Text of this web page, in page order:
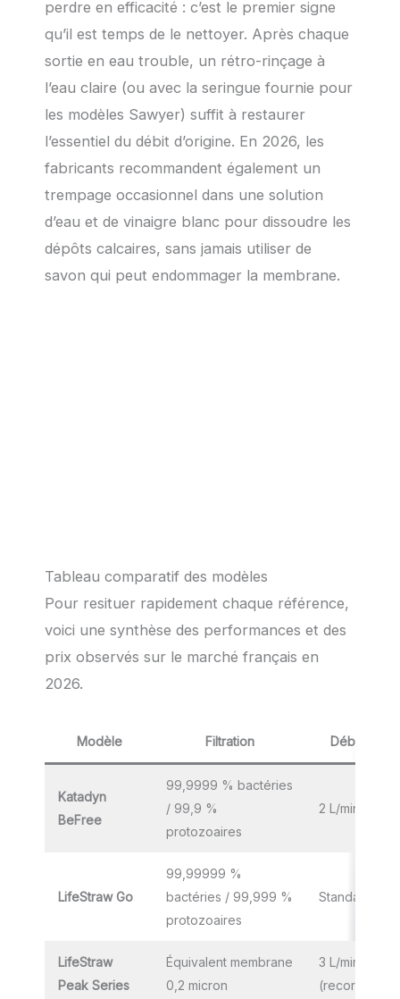
perdre en efficacité : c’est le premier signe
qu’il est temps de le nettoyer. Après chaque
sortie en eau trouble, un rétro-rinçage à
l’eau claire (ou avec la seringue fournie pour
les modèles Sawyer) suffit à restaurer
l’essentiel du débit d’origine. En 2026, les
fabricants recommandent également un
trempage occasionnel dans une solution
d’eau et de vinaigre blanc pour dissoudre les
dépôts calcaires, sans jamais utiliser de
savon qui peut endommager la membrane.
Tableau comparatif des modèles
Pour resituer rapidement chaque référence,
voici une synthèse des performances et des
prix observés sur le marché français en
2026.
Modèle Filtration Débit
Katadyn
BeFree
99,9999 % bactéries
/ 99,9 %
protozoaires
2 L/min
LifeStraw Go
99,99999 %
bactéries / 99,999 %
protozoaires
Standard
LifeStraw
Peak Series
Équivalent membrane
0,2 micron
3 L/min
(record)